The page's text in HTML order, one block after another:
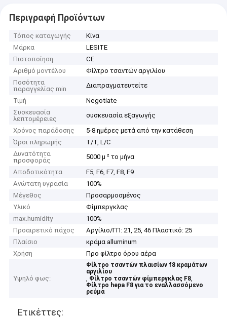
Περιγραφή Προϊόντων
Τόπος καταγωγής
Κίνα
Μάρκα
LESITE
Πιστοποίηση
CE
Αριθμό μοντέλου
Φίλτρο τσαντών αργιλίου
Ποσότητα
παραγγελίας min
Διαπραγματευτείτε
Τιμή
Negotiate
Συσκευασία
λεπτομέρειες
συσκευασία εξαγωγής
Χρόνος παράδοσης
5-8 ημέρες μετά από την κατάθεση
Όροι πληρωμής
T/T, L/C
Δυνατότητα
προσφοράς
5000 μ ² το μήνα
Αποδοτικότητα
F5, F6, F7, F8, F9
Ανώτατη υγρασία
100%
Μέγεθος
Προσαρμοσμένος
Υλικό
Φίμπεργκλας
max.humidity
100%
Προαιρετικό πάχος
Αργίλιο/ΓΠ: 21, 25, 46 Πλαστικό: 25
Πλαίσιο
κράμα alluminum
Χρήση
Προ φίλτρο όρου αέρα
Υψηλό φως:
Φίλτρο τσαντών πλαισίων f8 κραμάτων
αργιλίου
, Φίλτρο τσαντών φίμπεργκλας F8,
Φίλτρο hepa F8 για το εναλλασσόμενο
ρεύμα
Ετικέττες: